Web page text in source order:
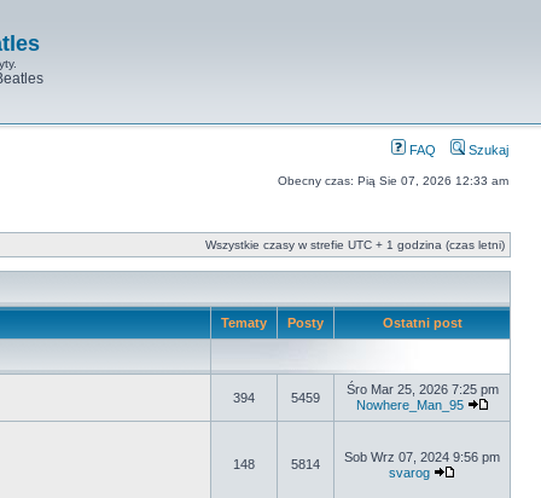
FAQ Szukaj
Obecny czas: Pią Sie 07, 2026 12:33 am
Wszystkie czasy w strefie UTC + 1 godzina (czas letni)
Tematy Posty Ostatni post
394 5459
Śro Mar 25, 2026 7:25 pm
Nowhere_Man_95
148 5814
Sob Wrz 07, 2024 9:56 pm
svarog